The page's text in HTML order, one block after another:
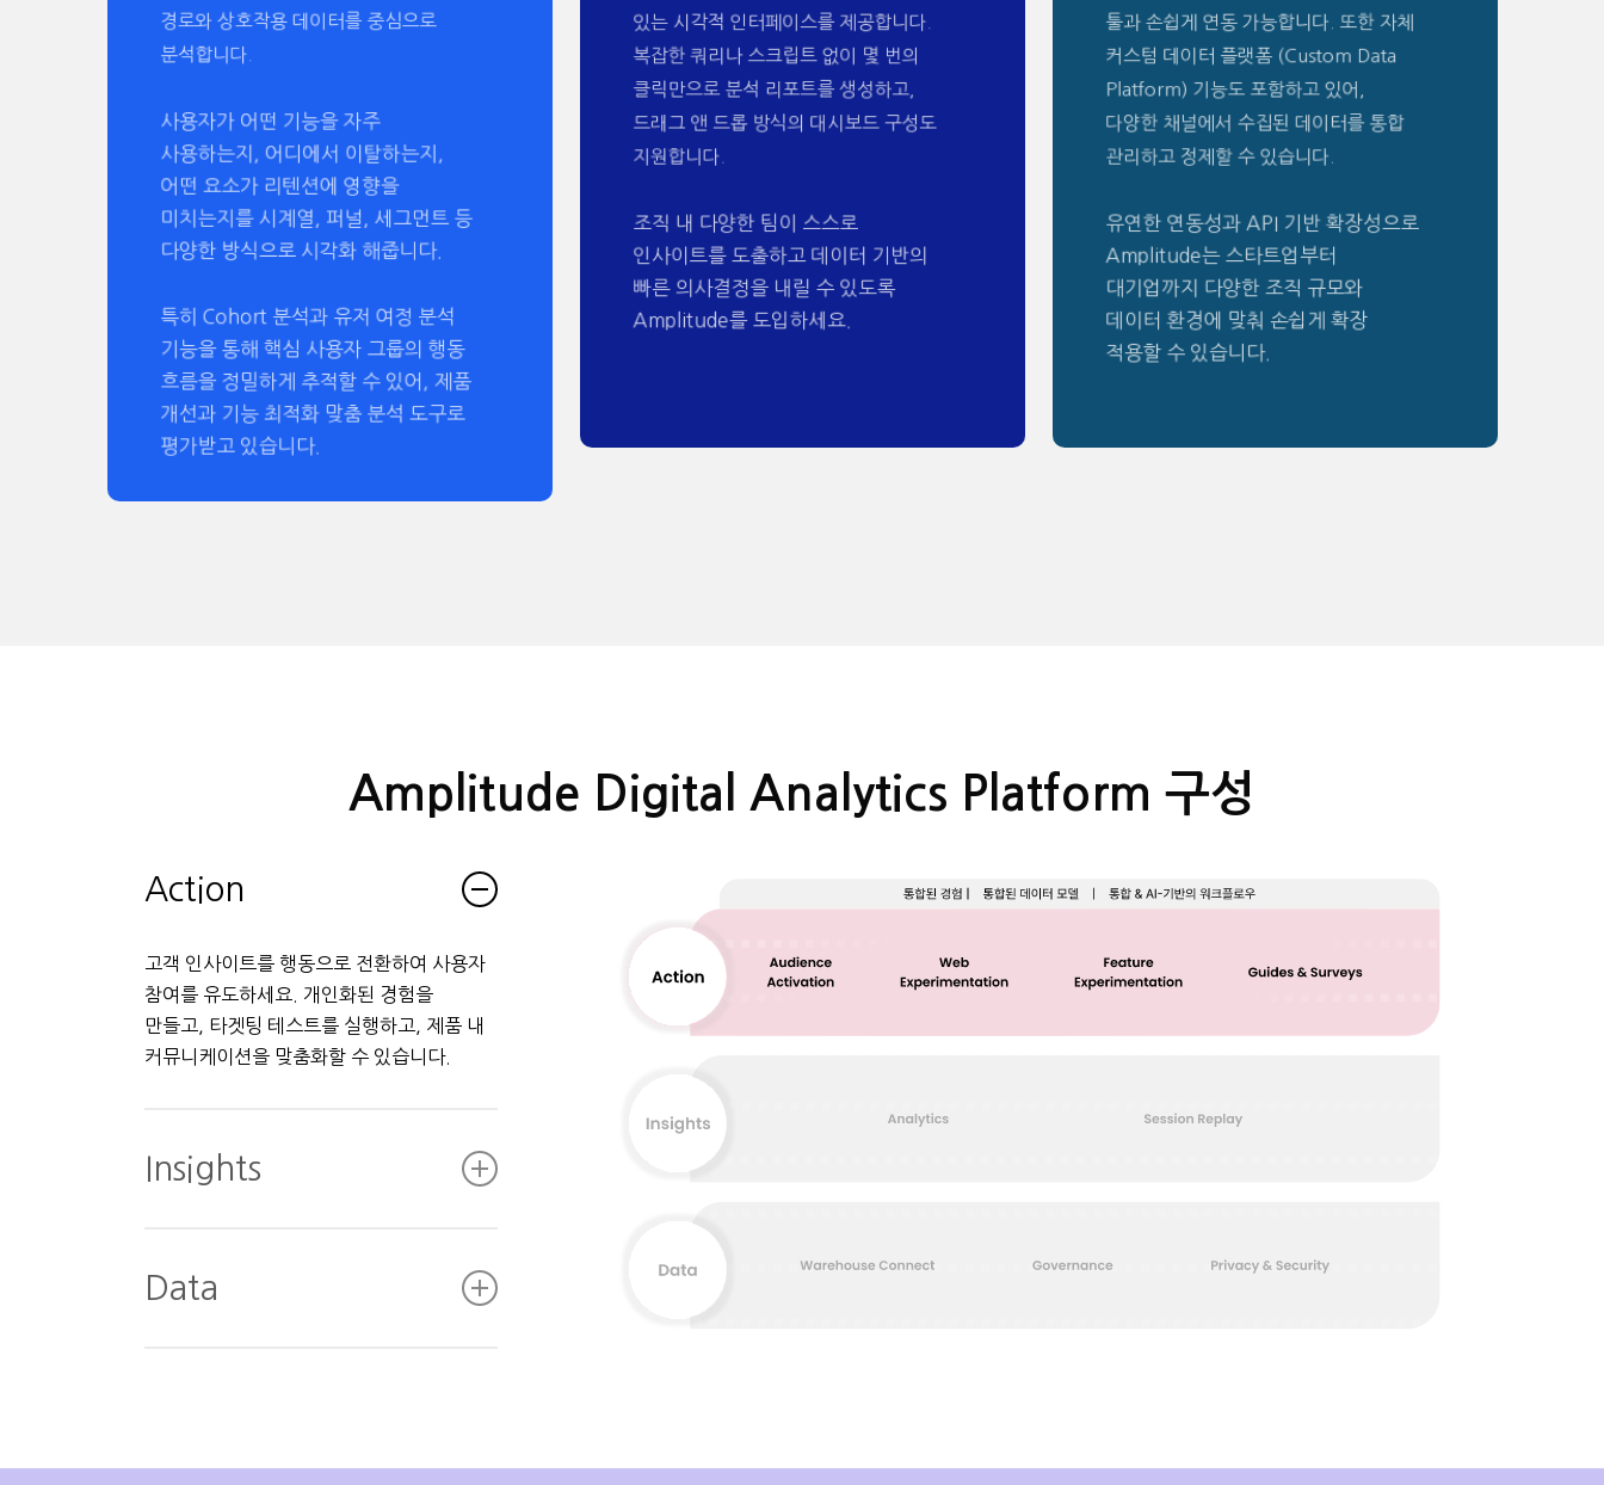
경로와 상호작용 데이터를 중심으로
분석합니다.
사용자가 어떤 기능을 자주
사용하는지, 어디에서 이탈하는지,
어떤 요소가 리텐션에 영향을
미치는지를 시계열, 퍼널, 세그먼트 등
다양한 방식으로 시각화 해줍니다.
특히 Cohort 분석과 유저 여정 분석
기능을 통해 핵심 사용자 그룹의 행동
흐름을 정밀하게 추적할 수 있어, 제품
개선과 기능 최적화 맞춤 분석 도구로
평가받고 있습니다.
있는 시각적 인터페이스를 제공합니다.
복잡한 쿼리나 스크립트 없이 몇 번의
클릭만으로 분석 리포트를 생성하고,
드래그 앤 드롭 방식의 대시보드 구성도
지원합니다.
조직 내 다양한 팀이 스스로
인사이트를 도출하고 데이터 기반의
빠른 의사결정을 내릴 수 있도록
Amplitude를 도입하세요.
툴과 손쉽게 연동 가능합니다. 또한 자체
커스텀 데이터 플랫폼 (Custom Data
Platform) 기능도 포함하고 있어,
다양한 채널에서 수집된 데이터를 통합
관리하고 정제할 수 있습니다.
유연한 연동성과 API 기반 확장성으로
Amplitude는 스타트업부터
대기업까지 다양한 조직 규모와
데이터 환경에 맞춰 손쉽게 확장
적용할 수 있습니다.
Amplitude Digital Analytics Platform 구성
Action
고객 인사이트를 행동으로 전환하여 사용자
참여를 유도하세요. 개인화된 경험을
만들고, 타겟팅 테스트를 실행하고, 제품 내
커뮤니케이션을 맞춤화할 수 있습니다.
Insights
행동과 그 이유를 정확히 파악하세요.
사용자가 불편을 느끼는 부분과 즐거움을
Data